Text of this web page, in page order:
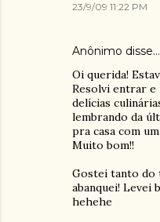
23/9/09 11:22 PM
Anônimo disse…
Oi querida!
Resolvi entrar e
delícias
lembrando da
pra casa com
Muito bom!!
Gostei tanto do
abanquei! Levei
hehehe